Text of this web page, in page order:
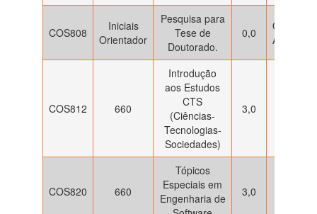
COS808
Iniciais
Orientador
Pesquisa para
Tese de
Doutorado.
0,0
COS812 660
Introdução
aos Estudos
CTS
(Ciências-
Tecnologias-
Sociedades)
3,0
COS820 660
Tópicos
Especiais em
Engenharia de
3,0